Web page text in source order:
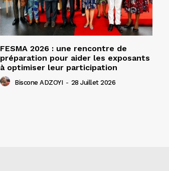
FESMA 2026 : une rencontre de
préparation pour aider les exposants
à optimiser leur participation
Biscone ADZOYI - 28 Juillet 2026